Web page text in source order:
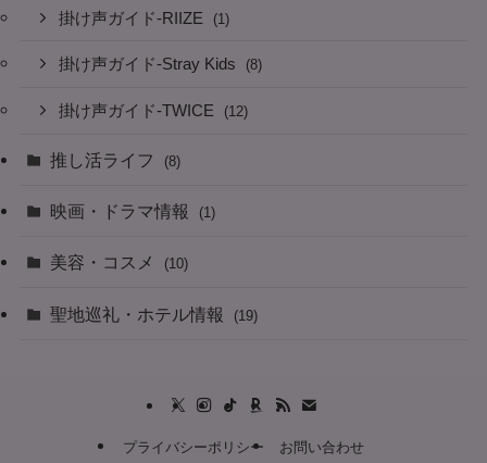
掛け声ガイド-RIIZE (1)
掛け声ガイド-Stray Kids (8)
掛け声ガイド-TWICE (12)
推し活ライフ (8)
映画・ドラマ情報 (1)
美容・コスメ (10)
聖地巡礼・ホテル情報 (19)
プライバシーポリシー お問い合わせ